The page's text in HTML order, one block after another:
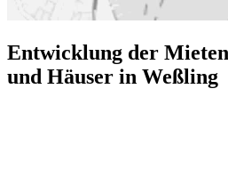
Entwicklung der
und Häuser in Weßling